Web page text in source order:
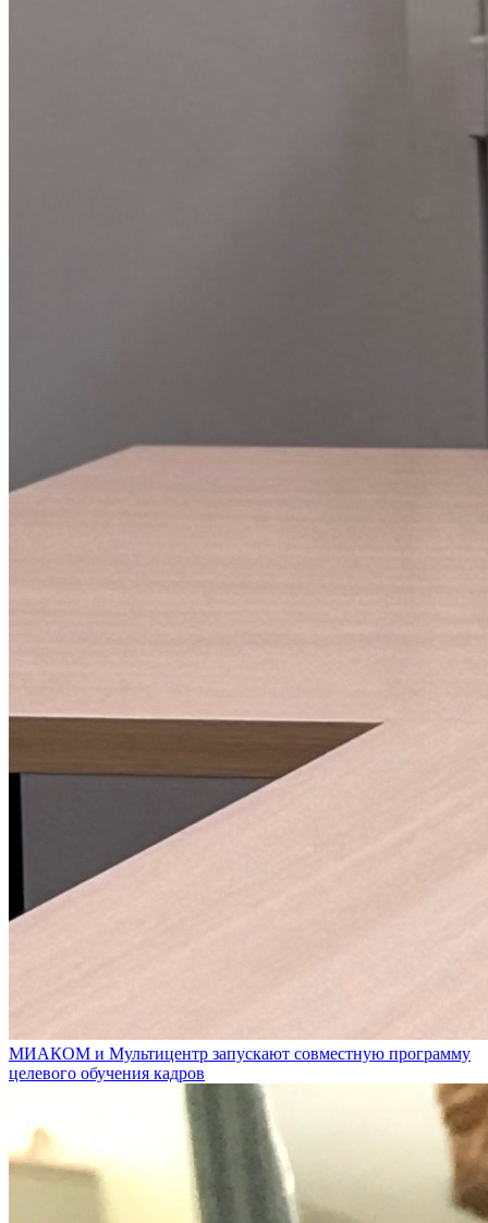
МИАКОМ и Мультицентр запускают совместную программу
целевого обучения кадров